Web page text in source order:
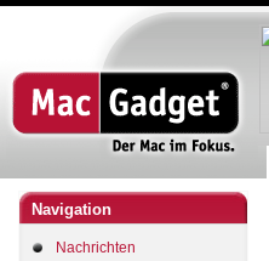
Navigation
Nachrichten